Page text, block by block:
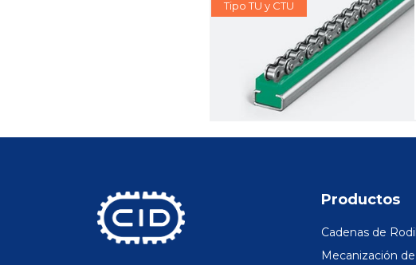
Tipo TU y CTU
Productos
Cadenas de
Mecanización